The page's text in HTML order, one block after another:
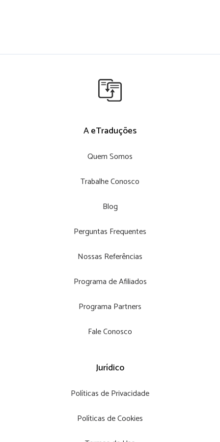
A eTraduções
Quem Somos
Trabalhe Conosco
Blog
Perguntas Frequentes
Nossas Referências
Programa de Afiliados
Programa Partners
Fale Conosco
Jurídico
Políticas de Privacidade
Políticas de Cookies